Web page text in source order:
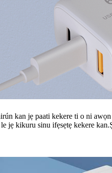
kan jẹ paati kekere ti o ni
jẹ kikuru sinu ifẹsẹtẹ kekere